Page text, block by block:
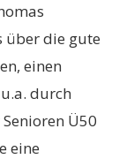
über die gute
einen
durch
Ü50
eine